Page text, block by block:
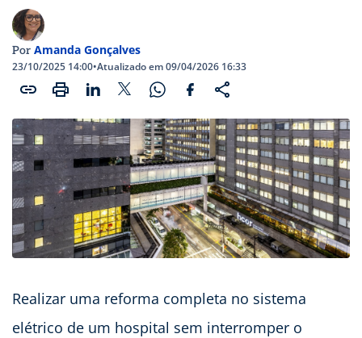
Por Amanda Gonçalves
23/10/2025 14:00•Atualizado em 09/04/2026 16:33
Realizar uma reforma completa no sistema
elétrico de um hospital sem interromper o